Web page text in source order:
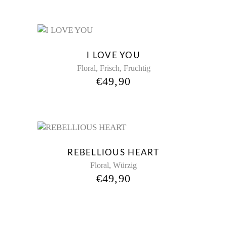
I LOVE YOU
Floral, Frisch, Fruchtig
€49,90
REBELLIOUS HEART
Floral, Würzig
€49,90